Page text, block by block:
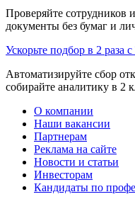
Проверяйте сотрудников
документы без бумаг и
Ускорьте подбор в 2 раза
Автоматизируйте сбор
собирайте аналитику в 2
О компании
Наши вакансии
Партнерам
Реклама на сайте
Новости и статьи
Инвесторам
Кандидаты по